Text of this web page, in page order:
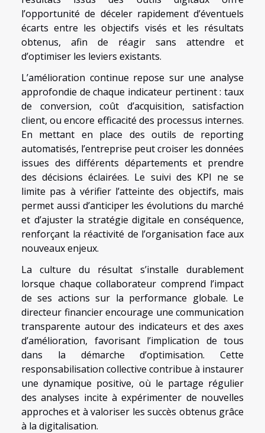
l’opportunité de déceler rapidement d’éventuels
écarts entre les objectifs visés et les résultats
obtenus, afin de réagir sans attendre et
d’optimiser les leviers existants.
L’amélioration continue repose sur une analyse
approfondie de chaque indicateur pertinent : taux
de conversion, coût d’acquisition, satisfaction
client, ou encore efficacité des processus internes.
En mettant en place des outils de reporting
automatisés, l’entreprise peut croiser les données
issues des différents départements et prendre
des décisions éclairées. Le suivi des KPI ne se
limite pas à vérifier l’atteinte des objectifs, mais
permet aussi d’anticiper les évolutions du marché
et d’ajuster la stratégie digitale en conséquence,
renforçant la réactivité de l’organisation face aux
nouveaux enjeux.
La culture du résultat s’installe durablement
lorsque chaque collaborateur comprend l’impact
de ses actions sur la performance globale. Le
directeur financier encourage une communication
transparente autour des indicateurs et des axes
d’amélioration, favorisant l’implication de tous
dans la démarche d’optimisation. Cette
responsabilisation collective contribue à instaurer
une dynamique positive, où le partage régulier
des analyses incite à expérimenter de nouvelles
approches et à valoriser les succès obtenus grâce
à la digitalisation.